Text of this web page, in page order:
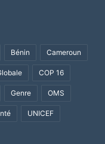
Bénin Cameroun
COP 16
Genre OMS
UNICEF